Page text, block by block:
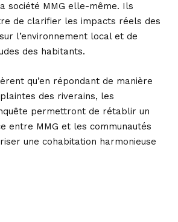
société MMG elle-même. Ils
de clarifier les impacts réels des
l’environnement local et de
des habitants.
qu’en répondant de manière
des riverains, les
permettront de rétablir un
entre MMG et les communautés
une cohabitation harmonieuse